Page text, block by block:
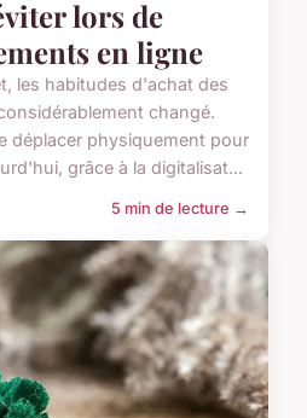
lors de
en ligne
les habitudes d'achat des
changé.
déplacer physiquement pour
grâce à la digitalisat...
5 min de lecture →